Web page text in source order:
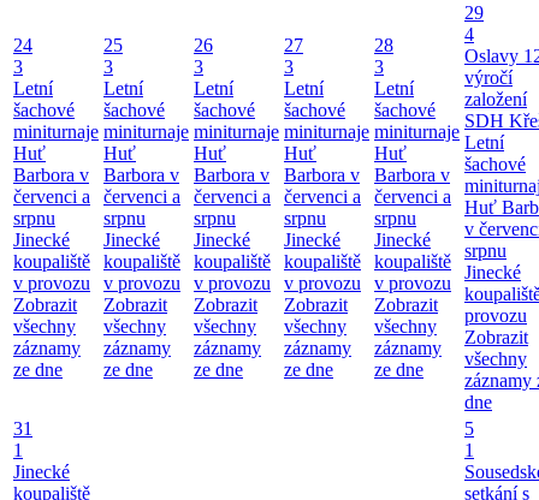
24
3
Letní
šachové
miniturnaje
Huť
Barbora v
červenci a
srpnu
Jinecké
koupaliště
v provozu
Zobrazit
všechny
záznamy
ze dne
25
3
Letní
šachové
miniturnaje
Huť
Barbora v
červenci a
srpnu
Jinecké
koupaliště
v provozu
Zobrazit
všechny
záznamy
ze dne
26
3
Letní
šachové
miniturnaje
Huť
Barbora v
červenci a
srpnu
Jinecké
koupaliště
v provozu
Zobrazit
všechny
záznamy
ze dne
27
3
Letní
šachové
miniturnaje
Huť
Barbora v
červenci a
srpnu
Jinecké
koupaliště
v provozu
Zobrazit
všechny
záznamy
ze dne
28
3
Letní
šachové
miniturnaje
Huť
Barbora v
červenci a
srpnu
Jinecké
koupaliště
v provozu
Zobrazit
všechny
záznamy
ze dne
29
4
Oslavy
výročí
založení
SDH
Letní
šachové
Huť
v
srpnu
Jinecké
provozu
Zobrazit
všechny
záznamy
dne
31
1
Jinecké
koupaliště
5
1
setkání s